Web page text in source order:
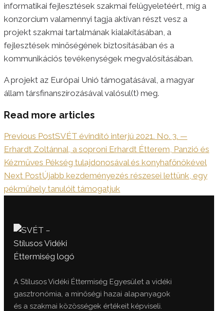
informatikai fejlesztések szakmai felügyeletéért, míg a
konzorcium valamennyi tagja aktívan részt vesz a
projekt szakmai tartalmának kialakításában, a
fejlesztések minőségének biztosításában és a
kommunikációs tevékenységek megvalósításában.
A projekt az Európai Unió támogatásával, a magyar
állam társfinanszírozásával valósul(t) meg.
Read more articles
Previous PostSVÉT évindító interjú 2021. No. 3. —
Erhardt Zoltánnal, a soproni Erhardt Étterem, Panzió és
Kézműves Pékség tulajdonosával és konyhafőnökével
Next PostÚjabb kezdeményezés részesei lettünk, egy
pékműhely tanulóit támogatjuk
A Stílusos Vidéki Éttermiség Egyesület a vidéki
gasztronómia, a minőségi hazai alapanyagok
és a szakmai közösségek értékeit képviseli.